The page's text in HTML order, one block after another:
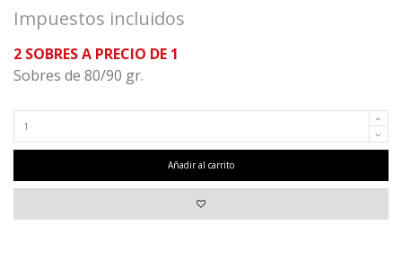
Impuestos incluidos
2 SOBRES A PRECIO DE 1
Sobres de 80/90 gr.
Añadir al carrito